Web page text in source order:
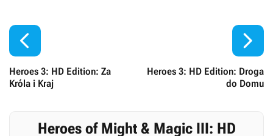

Heroes 3: HD Edition: Za
Króla i Kraj
Heroes 3: HD Edition: Droga
do Domu

Heroes of Might & Magic III: HD